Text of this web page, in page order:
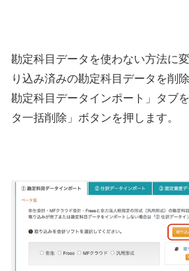
勘定科目データを使わない方法に
り込み済みの勘定科目データを削
勘定科目データインポート」タブ
タ一括削除」ボタンを押します。